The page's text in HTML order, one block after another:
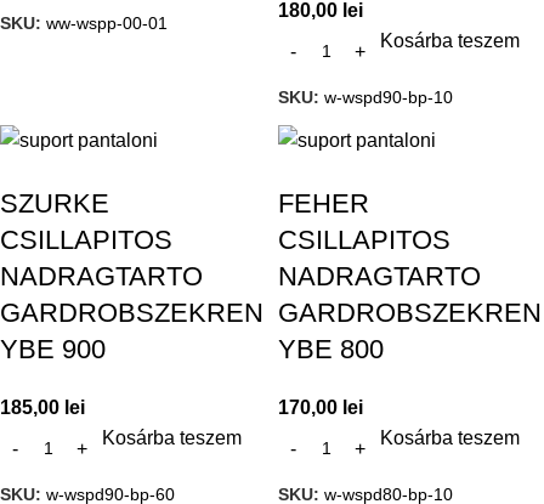
SKU: ww-wspp-00-01
180,00 lei
Kosárba teszem
SKU: w-wspd90-bp-10
SZURKE
CSILLAPITOS
NADRAGTARTO
GARDROBSZEKREN
YBE 900
185,00 lei
Kosárba teszem
SKU: w-wspd90-bp-60
FEHER
CSILLAPITOS
NADRAGTARTO
GARDROBSZEKREN
YBE 800
170,00 lei
Kosárba teszem
SKU: w-wspd80-bp-10